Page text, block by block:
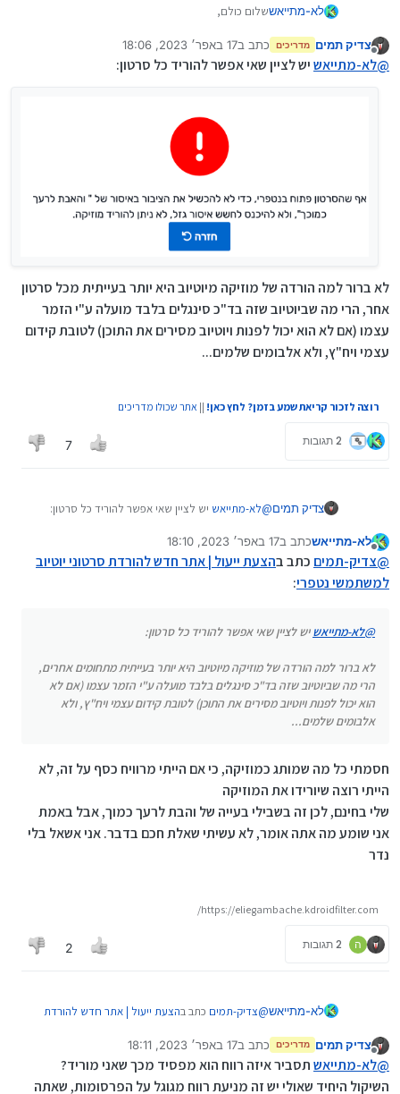
לא-מתייאששלום כולם,
בניתי אתר להורדת סרטונים מיוטיוב : , אל תשאלו למה
קראתי לו "תמר", אני גם לא יודע, רק שזה קצת דומה
מנותק
צדיק תמים מדריכים כתב ב17 באפר׳ 2023, 18:06
נערך לאחרונה על ידי צדיק תמים
@לא-מתייאשיש לציין שאי אפשר להוריד כל סרטון:
לא ברור למה הורדה של מוזיקה מיוטיוב היא יותר בעייתית מכל סרטון
אחר, הרי מה שביוטיוב שזה בד"כ סינגלים בלבד מועלה ע"י הזמר
עצמו (אם לא הוא יכול לפנות ויוטיוב מסירים את התוכן) לטובת קידום
עצמי ויח"ץ, ולא אלבומים שלמים...
רוצה לזכור קריאת שמע בזמן? לחץ כאן! || אתר שכולו מדריכים
2 תגובות 7
צדיק תמים@לא-מתייאש יש לציין שאי אפשר להוריד כל סרטון:
לא ברור למה הורדה של מוזיקה מיוטיוב היא יותר בעייתית
מכל סרטון אחר, הרי מה שביוטיוב שזה בד"כ סינגלים
בלבד מועלה ע"י הזמר עצמו (אם לא הוא יכול לפנות
לא-מתייאשכתב ב17 באפר׳ 2023, 18:10
נערך לאחרונה על ידי לא-מתייאש
@צדיק-תמים כתב בהצעת ייעול | אתר חדש להורדת סרטוני יוטיוב
למשתמשי נטפרי:
@לא-מתייאשיש לציין שאי אפשר להוריד כל סרטון:
לא ברור למה הורדה של מוזיקה מיוטיוב היא יותר בעייתית מתחומים אחרים,
הרי מה שביוטיוב שזה בד"כ סינגלים בלבד מועלה ע"י הזמר עצמו (אם לא
הוא יכול לפנות ויוטיוב מסירים את התוכן) לטובת קידום עצמי ויח"ץ, ולא
אלבומים שלמים...
חסמתי כל מה שמותג כמוזיקה, כי אם הייתי מרוויח כסף על זה, לא
הייתי רוצה שיורידו את המוזיקה
שלי בחינם, לכן זה בשבילי בעייה של והבת לרעך כמוך, אבל באמת
אני שומע מה אתה אומר, לא עשיתי שאלת חכם בדבר. אני אשאל בלי
נדר
https://eliegambache.kdroidfilter.com/
ה 2 תגובות 2
לא-מתייאש@צדיק-תמים כתב בהצעת ייעול | אתר חדש להורדת
@ לא-מתייאש יש לציין שאי אפשר להוריד כל
חסמתי כל מה שמותג כמוזיקה, כי אם הייתי מרוויח כסף
מנותק
צדיק תמים מדריכים כתב ב17 באפר׳ 2023, 18:11
נערך לאחרונה על ידי צדיק תמים
@לא-מתייאשתסביר איזה רווח הוא מפסיד מכך שאני מוריד?
השיקול היחיד שאולי יש זה מניעת רווח מגוגל על הפרסומות, שאתה